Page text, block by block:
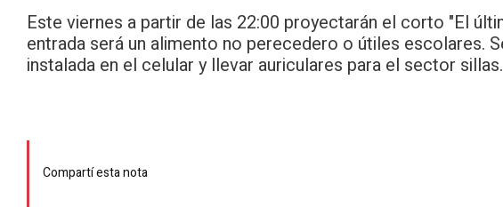
Este viernes a partir de las 22:00 proyectarán el corto "El
entrada será un alimento no perecedero o útiles escolares.
instalada en el celular y llevar auriculares para el sector sillas.
Compartí esta nota